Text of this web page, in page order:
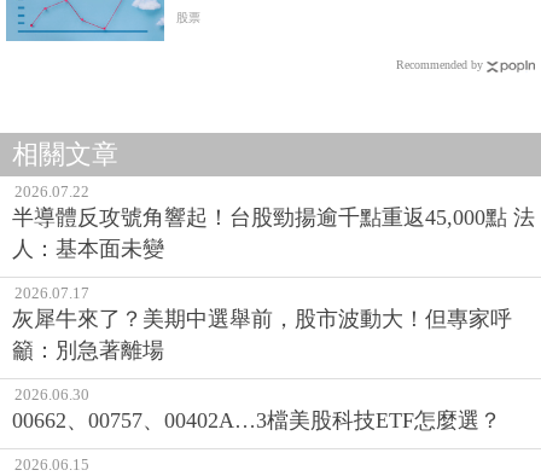
股票
Recommended by
相關文章
2026.07.22
半導體反攻號角響起！台股勁揚逾千點重返45,000點 法
人：基本面未變
2026.07.17
灰犀牛來了？美期中選舉前，股市波動大！但專家呼
籲：別急著離場
2026.06.30
00662、00757、00402A…3檔美股科技ETF怎麼選？
2026.06.15